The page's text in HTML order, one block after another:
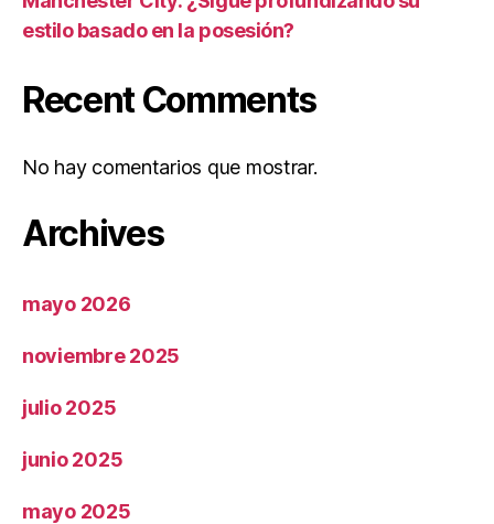
estilo basado en la posesión?
Recent Comments
No hay comentarios que mostrar.
Archives
mayo 2026
noviembre 2025
julio 2025
junio 2025
mayo 2025